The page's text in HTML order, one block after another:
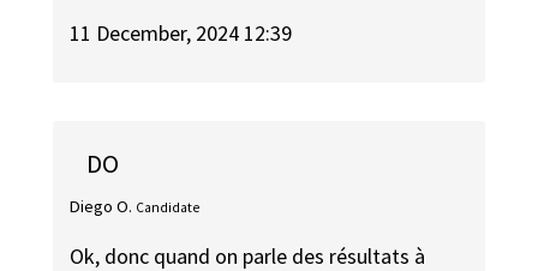
11 December, 2024 12:39
DO
Diego O. Candidate
Ok, donc quand on parle des résultats à